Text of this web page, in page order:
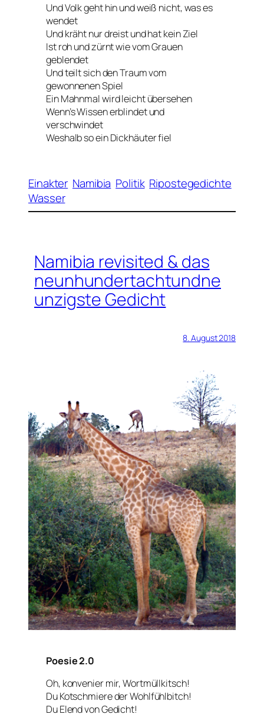
Und Volk geht hin und weiß nicht, was es
wendet
Und kräht nur dreist und hat kein Ziel
Ist roh und zürnt wie vom Grauen
geblendet
Und teilt sich den Traum vom
gewonnenen Spiel
Ein Mahnmal wird leicht übersehen
Wenn’s Wissen erblindet und
verschwindet
Weshalb so ein Dickhäuter fiel
Einakter Namibia Politik Ripostegedichte
Wasser
Namibia revisited & das
neunhundertachtundne
unzigste Gedicht
8. August 2018
Poesie 2.0
Oh, konvenier mir, Wortmüllkitsch!
Du Kotschmiere der Wohlfühlbitch!
Du Elend von Gedicht!